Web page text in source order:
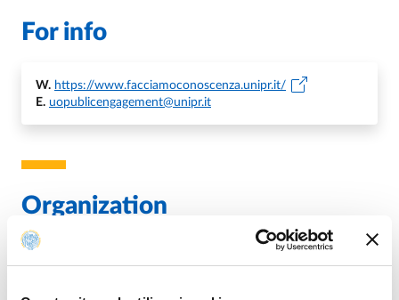
For info
W. https://www.facciamoconoscenza.unipr.it/
E. uopublicengagement@unipr.it
Organization